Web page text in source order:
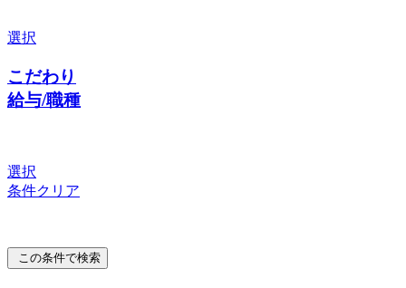
選択
こだわり
給与/職種
選択
条件クリア
この条件で検索